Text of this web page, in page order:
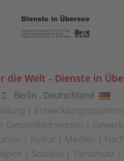
die Welt - Dienste in
Berlin , Deutschland
|
Gesundheitswesen |
| Kultur | Medien |
| Soziales | Tierschutz |